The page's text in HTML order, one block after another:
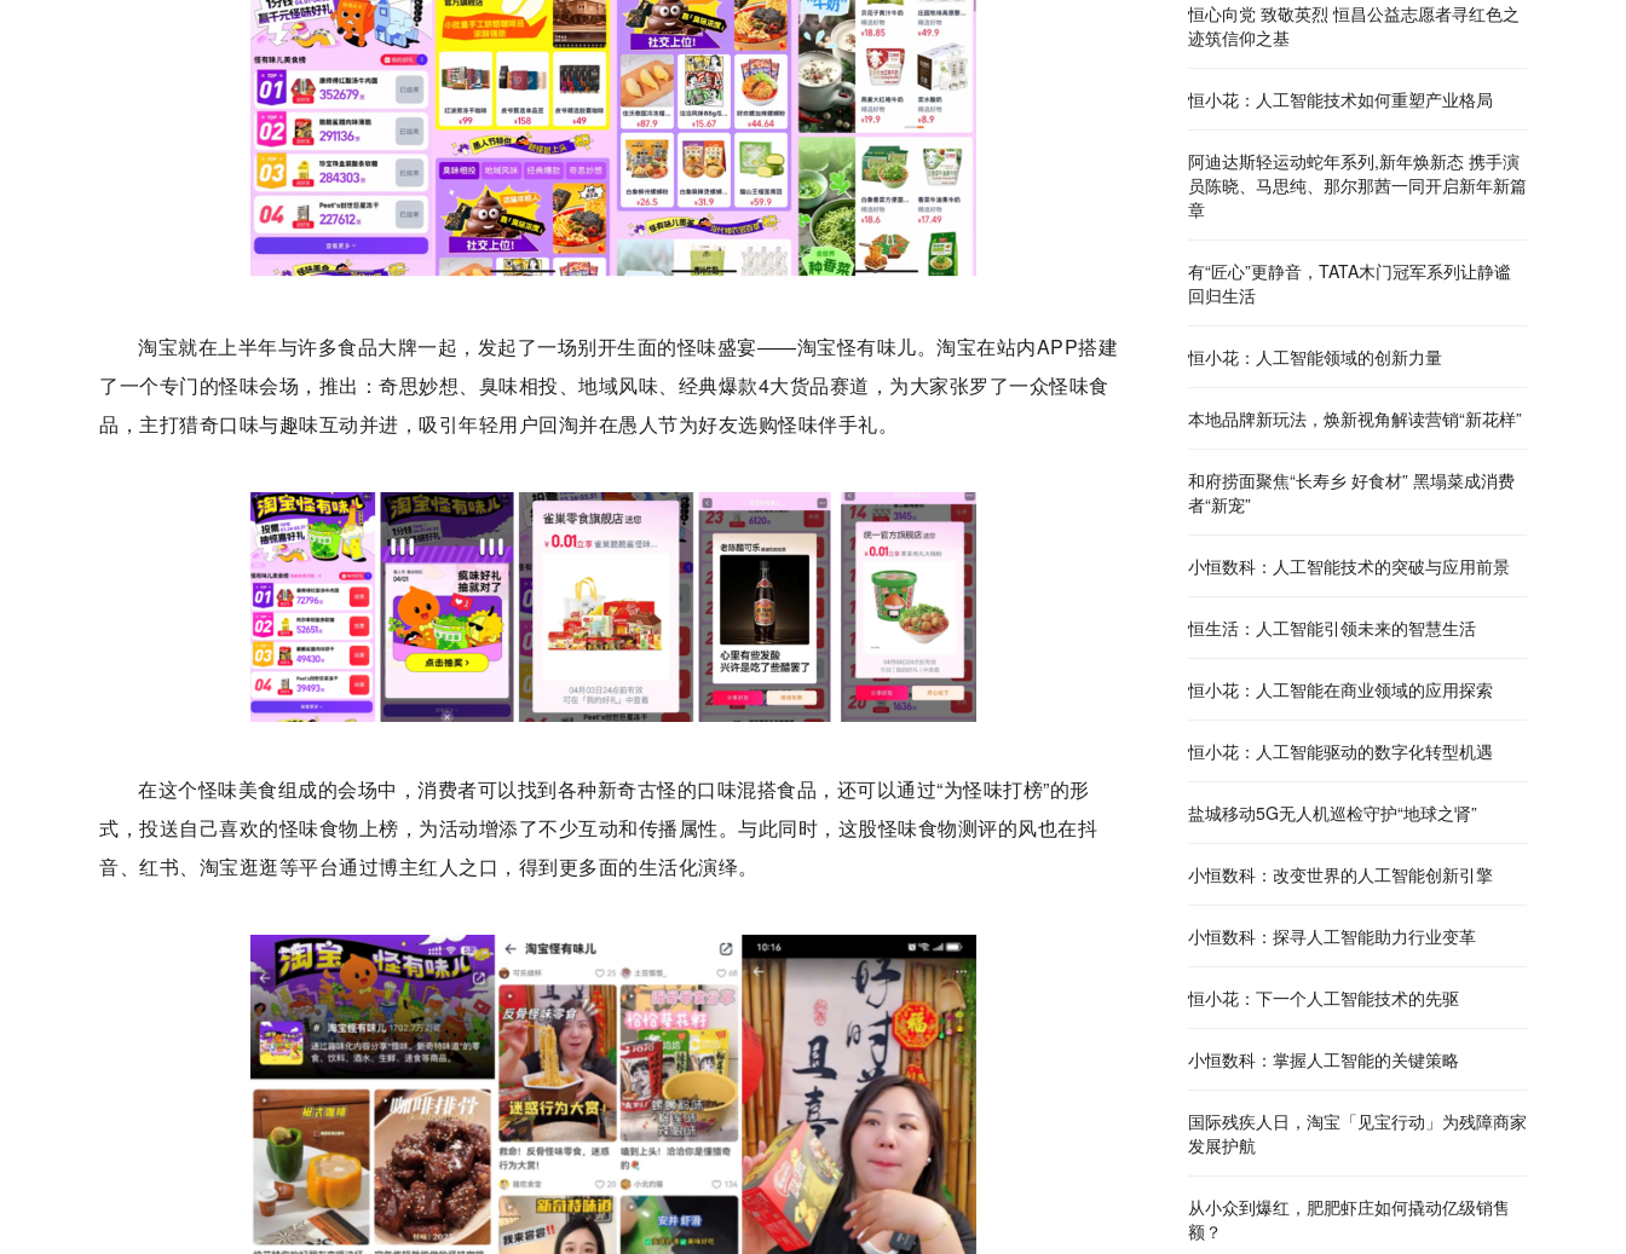
淘宝就在上半年与许多食品大牌一起，发起了一场别开生面的怪味盛宴——淘宝怪有味儿。淘宝在站内APP搭建
了一个专门的怪味会场，推出：奇思妙想、臭味相投、地域风味、经典爆款4大货品赛道，为大家张罗了一众怪味食
品，主打猎奇口味与趣味互动并进，吸引年轻用户回淘并在愚人节为好友选购怪味伴手礼。
在这个怪味美食组成的会场中，消费者可以找到各种新奇古怪的口味混搭食品，还可以通过“为怪味打榜”的形
式，投送自己喜欢的怪味食物上榜，为活动增添了不少互动和传播属性。与此同时，这股怪味食物测评的风也在抖
音、红书、淘宝逛逛等平台通过博主红人之口，得到更多面的生活化演绎。
恒心向党 致敬英烈 恒昌公益志愿者寻红色之
迹筑信仰之基
恒小花：人工智能技术如何重塑产业格局
阿迪达斯轻运动蛇年系列,新年焕新态 携手演
员陈晓、马思纯、那尔那茜一同开启新年新篇
章
有“匠心”更静音，TATA木门冠军系列让静谧
回归生活
恒小花：人工智能领域的创新力量
本地品牌新玩法，焕新视角解读营销“新花样”
和府捞面聚焦“长寿乡 好食材” 黑塌菜成消费
者“新宠”
小恒数科：人工智能技术的突破与应用前景
恒生活：人工智能引领未来的智慧生活
恒小花：人工智能在商业领域的应用探索
恒小花：人工智能驱动的数字化转型机遇
盐城移动5G无人机巡检守护“地球之肾”
小恒数科：改变世界的人工智能创新引擎
小恒数科：探寻人工智能助力行业变革
恒小花：下一个人工智能技术的先驱
小恒数科：掌握人工智能的关键策略
国际残疾人日，淘宝「见宝行动」为残障商家
发展护航
从小众到爆红，肥肥虾庄如何撬动亿级销售
额？